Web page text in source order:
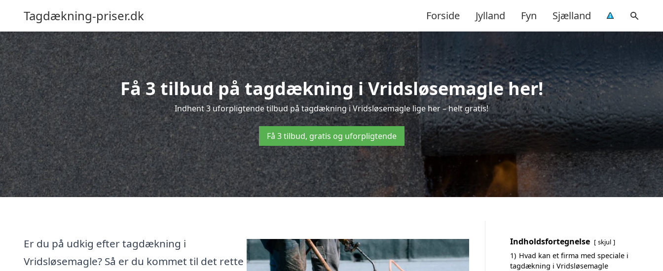
Tagdækning-priser.dk Forside Jylland Fyn Sjælland
Få 3 tilbud på tagdækning i Vridsløsemagle her!
Indhent 3 uforpligtende tilbud på tagdækning i Vridsløsemagle lige her – helt gratis!
Få 3 tilbud, gratis og uforpligtende
Er du på udkig efter tagdækning i
Vridsløsemagle? Så er du kommet til det rette
Indholdsfortegnelse skjul
1) Hvad kan et firma med speciale i
tagdækning i Vridsløsemagle